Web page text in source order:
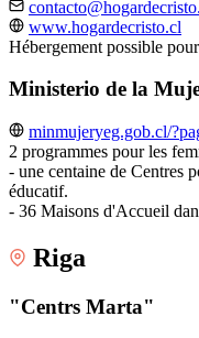
www.hogardecristo.cl
Hébergement possible
Ministerio de la
minmujeryeg.gob.cl/
2 programmes pour les
- une centaine de Centres
éducatif.
- 36 Maisons d'Accueil
Riga
"Centrs Marta"